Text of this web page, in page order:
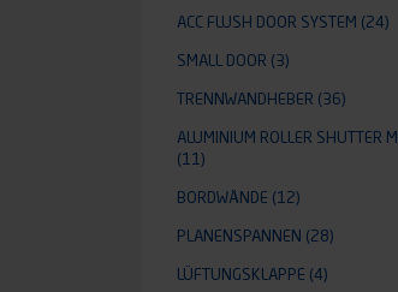
ACC FLUSH DOOR SYSTEM (24)
SMALL DOOR (3)
TRENNWANDHEBER (36)
ALUMINIUM ROLLER SHUTTER
(11)
BORDWÄNDE (12)
PLANENSPANNEN (28)
LÜFTUNGSKLAPPE (4)